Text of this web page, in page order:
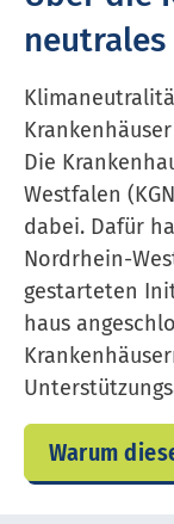
neu­tra­les
Die
Westfalen
dabei. Dafür
Nordrhein-
gestarteten
haus
Warum